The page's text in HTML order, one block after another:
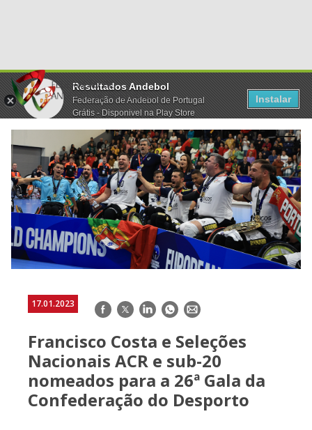
Resultados Andebol
Federação de Andebol de Portugal
Grátis - Disponivel na Play Store
Instalar
17.01.2023 Facebook
TwitterLinkedInWhatsApp
E-
Francisco Costa e Seleções
Nacionais ACR e sub-20
nomeados para a 26ª Gala da
Confederação do Desporto